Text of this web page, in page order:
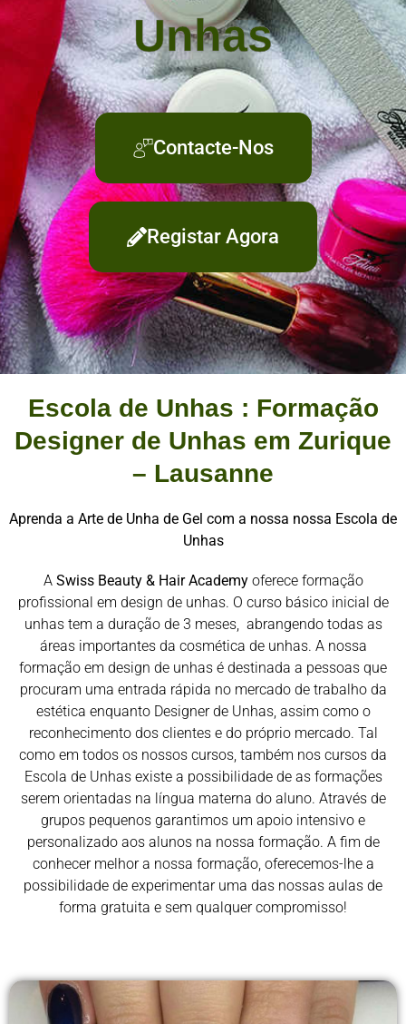
Unhas
Contacte-Nos
Registar Agora
Escola de Unhas : Formação
Designer de Unhas em Zurique
– Lausanne
Aprenda a Arte de Unha de Gel com a nossa nossa Escola de
Unhas
A Swiss Beauty & Hair Academyoferece formação
profissional em design de unhas. O curso básico inicial de
unhas tem a duração de 3 meses, abrangendo todas as
áreas importantes da cosmética de unhas. A nossa
formação em design de unhas é destinada a pessoas que
procuram uma entrada rápida no mercado de trabalho da
estética enquanto Designer de Unhas, assim como o
reconhecimento dos clientes e do próprio mercado. Tal
como em todos os nossos cursos, também nos cursos da
Escola de Unhas existe a possibilidade de as formações
serem orientadas na língua materna do aluno. Através de
grupos pequenos garantimos um apoio intensivo e
personalizado aos alunos na nossa formação. A fim de
conhecer melhor a nossa formação, oferecemos-lhe a
possibilidade de experimentar uma das nossas aulas de
forma gratuita e sem qualquer compromisso!